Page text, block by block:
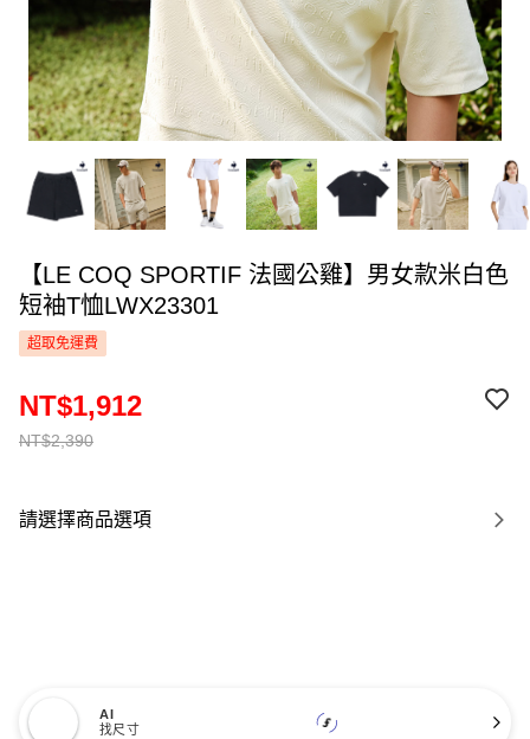
【LE COQ SPORTIF 法國公雞】男女款米白色
短袖T恤LWX23301
超取免運費
NT$2,390
NT$1,912
請選擇商品選項
AI
找尺寸